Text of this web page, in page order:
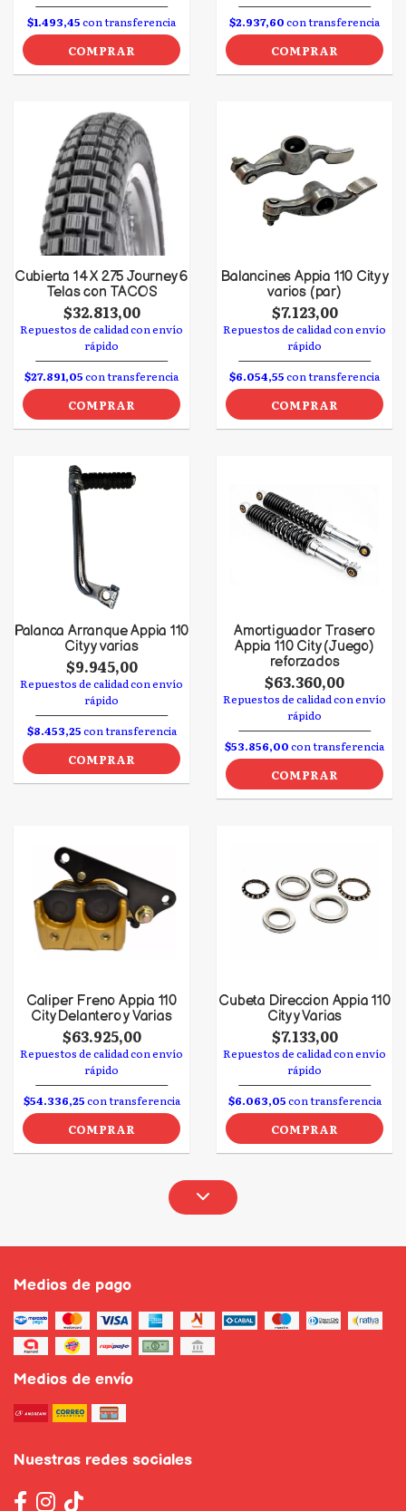
$1.493,45con transferencia
COMPRAR
$2.937,60con transferencia
COMPRAR
Cubierta 14 X 275 Journey 6
Telas con TACOS
$32.813,00
Repuestos de calidad con envío
rápido
$27.891,05con transferencia
COMPRAR
Balancines Appia 110 City y
varios (par)
$7.123,00
Repuestos de calidad con envío
rápido
$6.054,55con transferencia
COMPRAR
Palanca Arranque Appia 110
City y varias
$9.945,00
Repuestos de calidad con envío
rápido
$8.453,25con transferencia
COMPRAR
Amortiguador Trasero
Appia 110 City (Juego)
reforzados
$63.360,00
Repuestos de calidad con envío
rápido
$53.856,00con transferencia
COMPRAR
Caliper Freno Appia 110
City Delantero y Varias
$63.925,00
Repuestos de calidad con envío
rápido
$54.336,25con transferencia
COMPRAR
Cubeta Direccion Appia 110
City y Varias
$7.133,00
Repuestos de calidad con envío
rápido
$6.063,05con transferencia
COMPRAR
Medios de pago
Medios de envío
Nuestras redes sociales